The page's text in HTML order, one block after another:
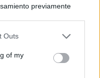
previamente
cuenta que algún
el derecho de
se aplicarán
Outs
of my